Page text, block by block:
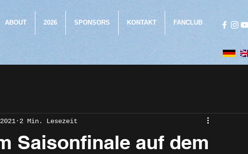
ABOUT 2026 SPONSORS KONTAKT FANCLUB
Saisonfinale auf dem
2 Min. Lesezeit